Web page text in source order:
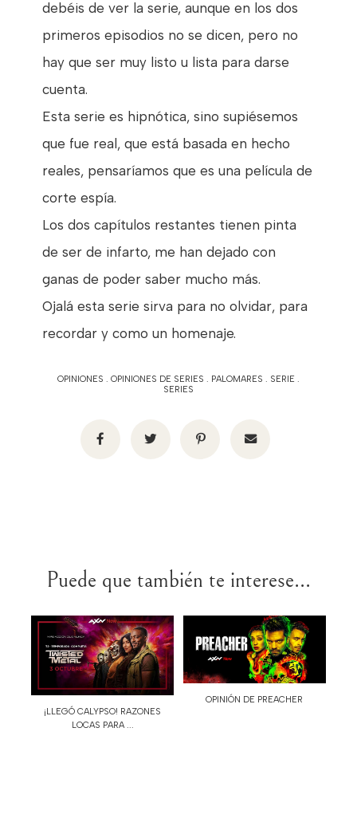
debéis de ver la serie, aunque en los dos
primeros episodios no se dicen, pero no
hay que ser muy listo u lista para darse
cuenta.
Esta serie es hipnótica, sino supiésemos
que fue real, que está basada en hecho
reales, pensaríamos que es una película de
corte espía.
Los dos capítulos restantes tienen pinta
de ser de infarto, me han dejado con
ganas de poder saber mucho más.
Ojalá esta serie sirva para no olvidar, para
recordar y como un homenaje.
OPINIONES . OPINIONES DE SERIES . PALOMARES . SERIE .
SERIES
Puede que también te interese...
¡LLEGÓ CALYPSO! RAZONES
LOCAS PARA ...
OPINIÓN DE PREACHER